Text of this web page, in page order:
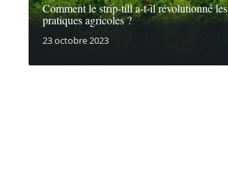
Comment le strip-till a-t-il révolutionné les
pratiques agricoles ?
23 octobre 2023